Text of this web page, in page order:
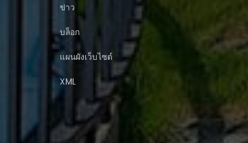
ข่าว
บล็อก
แผนผังเว็บไซต์
XML